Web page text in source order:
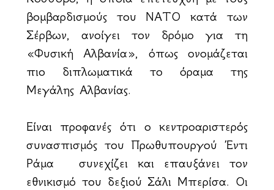
βομβαρδισμούς του ΝΑΤΟ κατά των
Σέρβων, ανοίγει τον δρόμο για τη
«Φυσική Αλβανία», όπως ονομάζεται
πιο διπλωματικά το όραμα της
Μεγάλης Αλβανίας.
Είναι προφανές ότι ο κεντροαριστερός
συνασπισμός του Πρωθυπουργού Έντι
Ράμα συνεχίζει και επαυξάνει τον
εθνικισμό του δεξιού Σάλι Μπερίσα. Οι